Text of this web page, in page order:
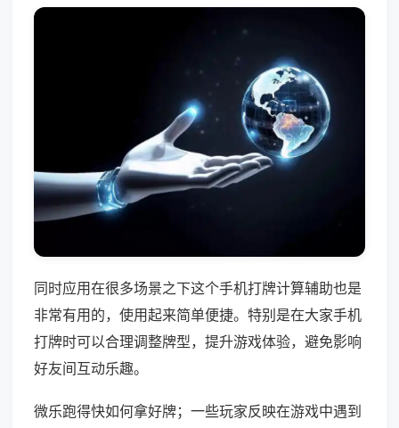
同时应用在很多场景之下这个手机打牌计算辅助也是
非常有用的，使用起来简单便捷。特别是在大家手机
打牌时可以合理调整牌型，提升游戏体验，避免影响
好友间互动乐趣。
微乐跑得快如何拿好牌；一些玩家反映在游戏中遇到